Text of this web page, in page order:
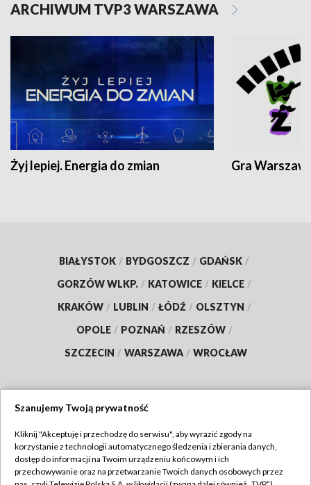
ARCHIWUM TVP3 WARSZAWA
Żyj lepiej. Energia do zmian Gra
BIAŁYSTOK / BYDGOSZCZ / GDAŃSK /
GORZÓW WLKP. / KATOWICE / KIELCE /
KRAKÓW / LUBLIN / ŁÓDŹ / OLSZTYN /
OPOLE / POZNAŃ / RZESZÓW /
SZCZECIN / WARSZAWA / WROCŁAW
TVP
Abonament TVP
Regulamin TVP
Szanujemy Twoją prywatność
Kliknij "Akceptuję i przechodzę do serwisu", aby wyrazić zgody na
korzystanie z technologii automatycznego śledzenia i zbierania danych,
dostęp do informacji na Twoim urządzeniu końcowym i ich
przechowywanie oraz na przetwarzanie Twoich danych osobowych przez